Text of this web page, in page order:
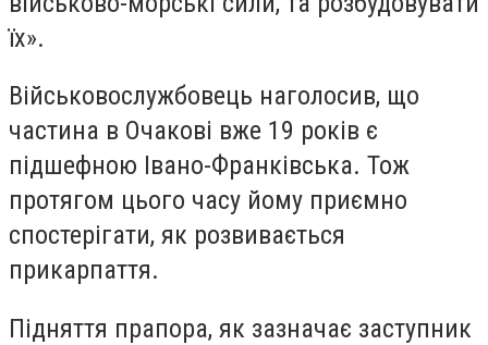
їх».
Військовослужбовець наголосив, що
частина в Очакові вже 19 років є
підшефною Івано-Франківська. Тож
протягом цього часу йому приємно
спостерігати, як розвивається
прикарпаття.
Підняття прапора, як зазначає заступник